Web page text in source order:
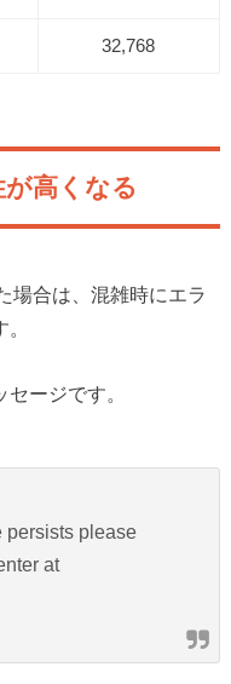
32,768
高くなる
場合は、混雑時にエラ
ージです。
persists please
at